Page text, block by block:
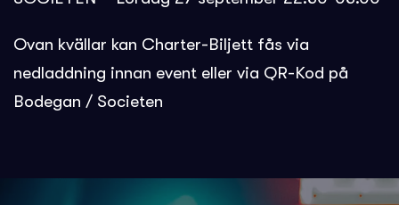
Ovan kvällar kan Charter-Biljett fås via
nedladdning innan event eller via QR-Kod på
Bodegan / Societen